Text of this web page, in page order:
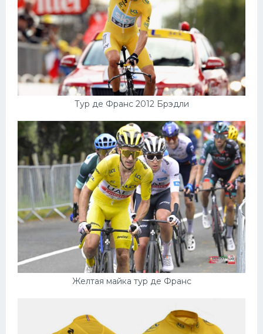
Тур де Франс 2012 Брэдли
Желтая майка тур де Франс
Интерьер квартиры